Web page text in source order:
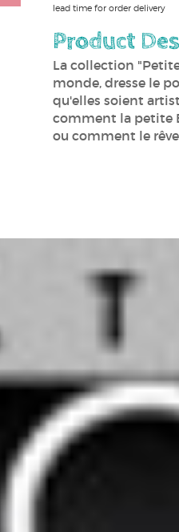
lead time for order delivery
Product
La collection
monde, dresse le
qu'elles soient
comment la petite
ou comment le